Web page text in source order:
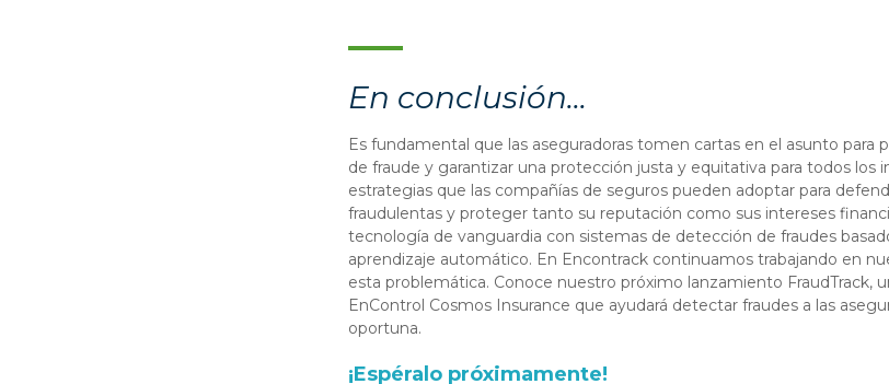
En conclusión...
Es fundamental que las aseguradoras tomen cartas en el asunto para
de fraude y garantizar una protección justa y equitativa para todos los
estrategias que las compañías de seguros pueden adoptar para
fraudulentas y proteger tanto su reputación como sus intereses
tecnología de vanguardia con sistemas de detección de fraudes
aprendizaje automático. En Encontrack continuamos trabajando en
esta problemática. Conoce nuestro próximo lanzamiento FraudTrack,
EnControl Cosmos Insurance que ayudará detectar fraudes a las
oportuna.
¡Espéralo próximamente!